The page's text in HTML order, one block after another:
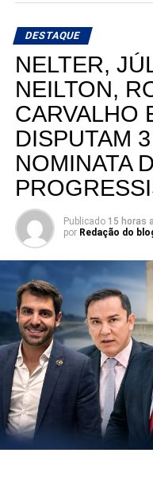
DESTAQUE
NELTER,
NEILTON,
CARVALHO
DISPUTAM
NOMINATA
Publicado 15 horas
por Redação do